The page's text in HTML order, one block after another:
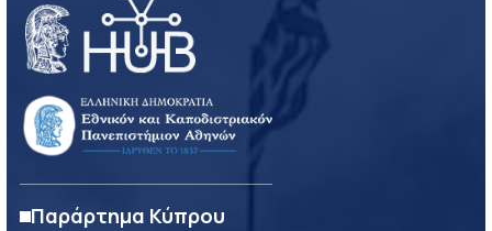
Παράρτημα Κύπρου